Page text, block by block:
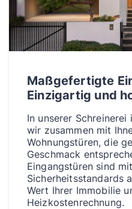
Maßgefertigte
Einzigartig und
In unserer
wir zusammen mit
Wohnungstüren, die
Geschmack
Eingangstüren sind
Sicherheitsstandards
Wert Ihrer Immobilie
Heizkostenrechnung.